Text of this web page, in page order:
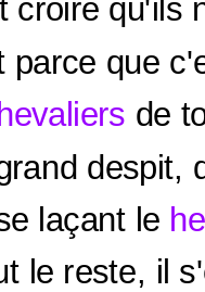
croire qu'ils
parce que
de
despit,
laçant le
le reste, il